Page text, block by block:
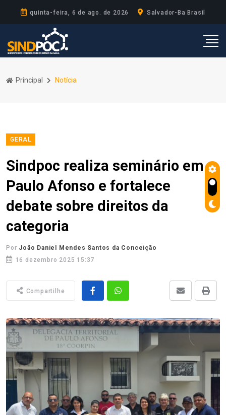
quinta-feira, 6 de ago. de 2026 Salvador-Ba Brasil
Principal Notícia
GERAL
Sindpoc realiza seminário em
Paulo Afonso e fortalece
debate sobre direitos da
categoria
Por João Daniel Mendes Santos da Conceição
16 dezembro 2025 15:37
Compartilhe